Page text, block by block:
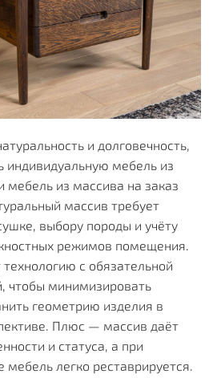
и долговечность,
индивидуальную мебель из
мебель из массива на заказ
массив требует
выбору породы и учёту
режимов помещения.
с обязательной
чтобы минимизировать
геометрию изделия в
Плюс — массив даёт
и статуса, а при
мебель легко реставрируется.